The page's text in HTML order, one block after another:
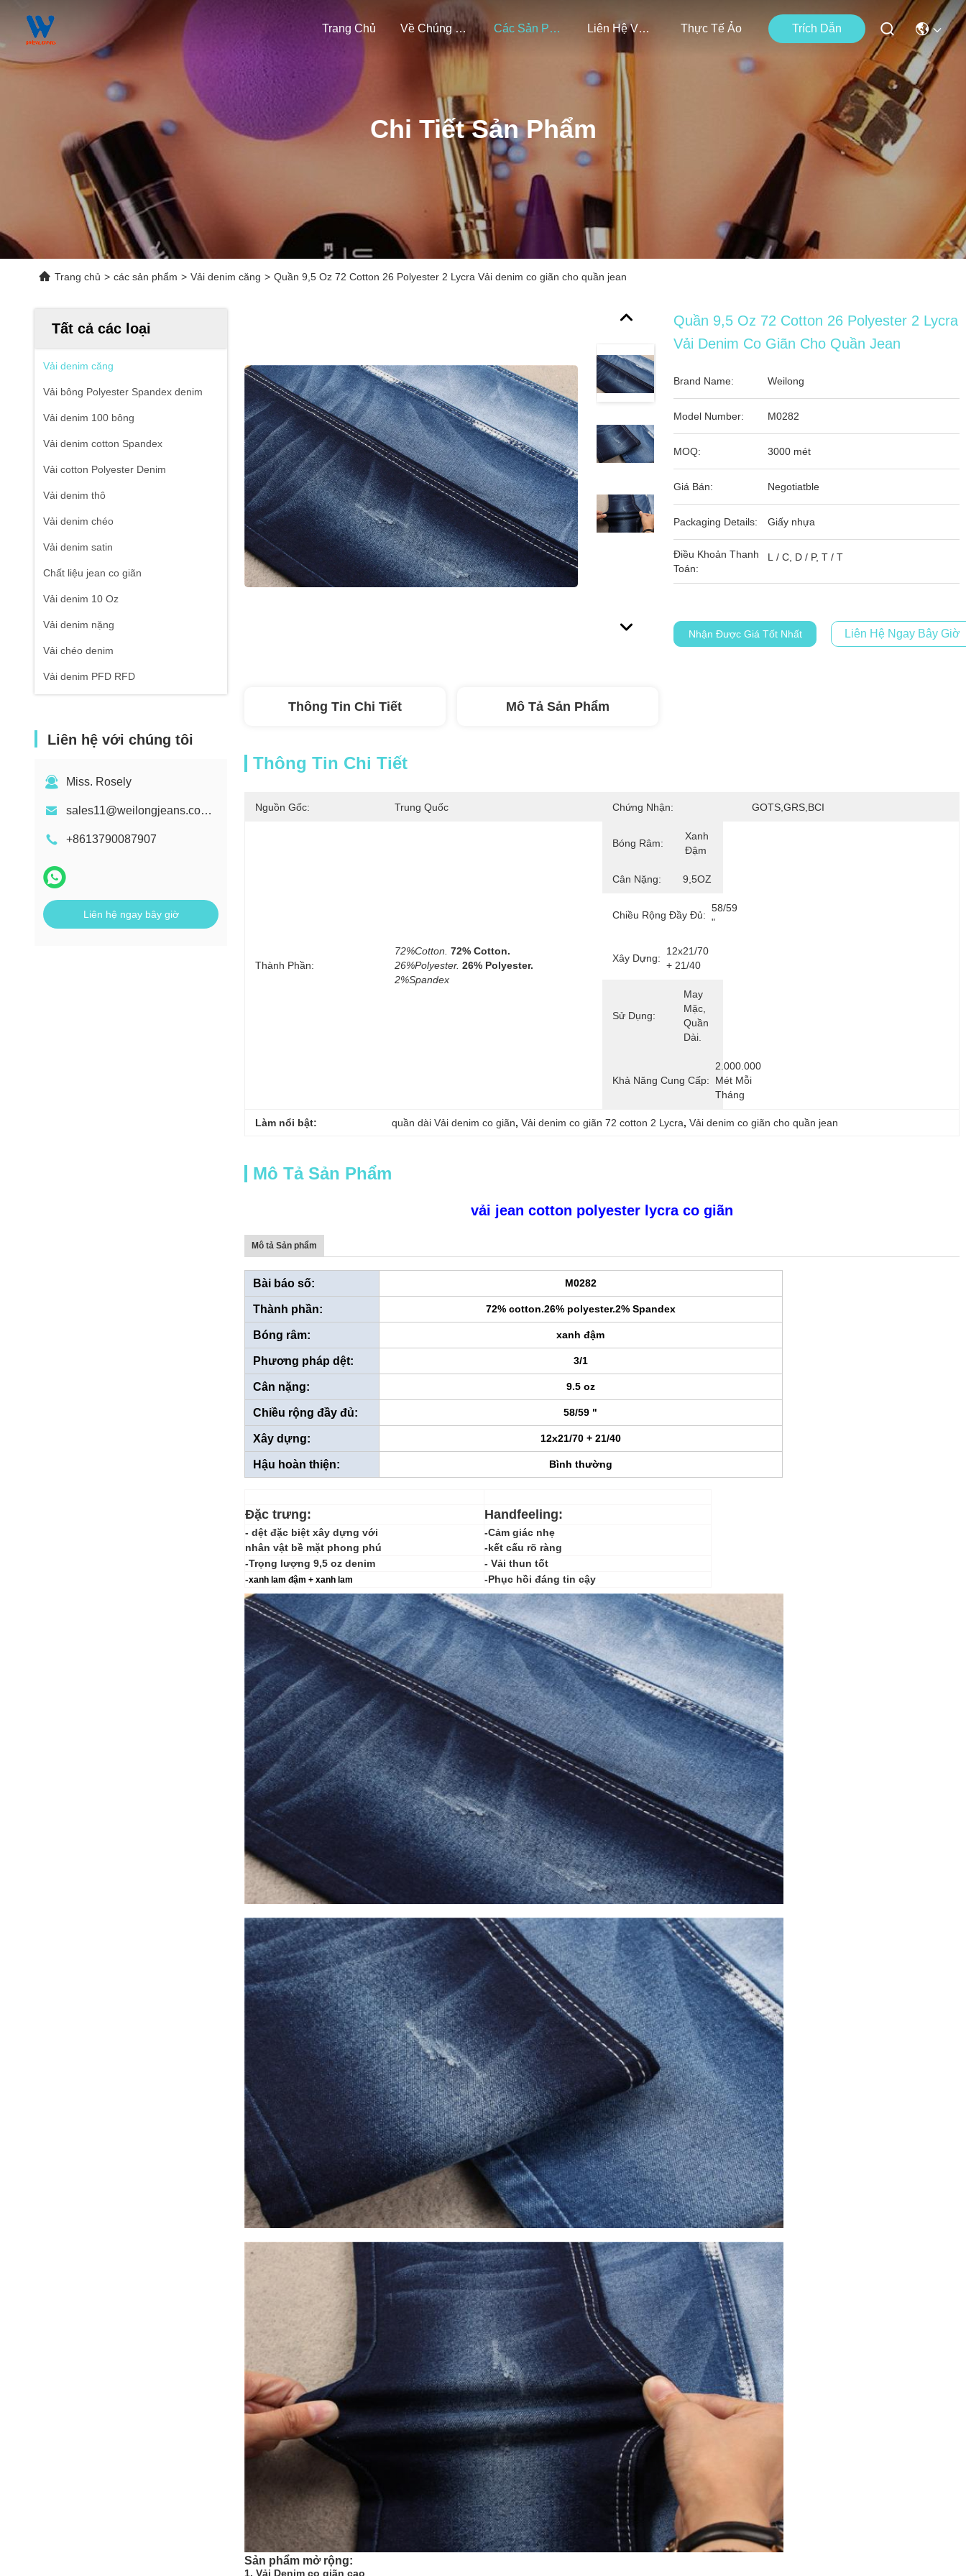
Trang Chủ Về Chúng Tôi Các Sản Phẩm Liên Hệ Với Chúng Tôi Thực Tế Ảo Trích Dẫn
Chi Tiết Sản Phẩm
Trang chủ > các sản phẩm > Vải denim căng > Quần 9,5 Oz 72 Cotton 26 Polyester 2 Lycra Vải denim co giãn cho quần jean
Tất cả các loại
Vải denim căng
Vải bông Polyester Spandex denim
Vải denim 100 bông
Vải denim cotton Spandex
Vải cotton Polyester Denim
Vải denim thô
Vải denim chéo
Vải denim satin
Chất liệu jean co giãn
Vải denim 10 Oz
Vải denim nặng
Vải chéo denim
Vải denim PFD RFD
Liên hệ với chúng tôi
Miss. Rosely
sales11@weilongjeans.com.cn
+8613790087907
Liên hệ ngay bây giờ
Quần 9,5 Oz 72 Cotton 26 Polyester 2 Lycra
Vải Denim Co Giãn Cho Quần Jean
Brand Name: Weilong
Model Number: M0282
MOQ: 3000 mét
Giá Bán: Negotiatble
Packaging Details: Giấy nhựa
Điều Khoản Thanh
Toán:
L / C, D / P, T / T
Nhận Được Giá Tốt Nhất Liên Hệ Ngay Bây Giờ
Thông Tin Chi Tiết Mô Tả Sản Phẩm
Thông Tin Chi Tiết
Nguồn Gốc: Trung Quốc Chứng Nhận: GOTS,GRS,BCI
Thành Phần:
72%Cotton. 72% Cotton.
26%Polyester. 26% Polyester.
2%Spandex
Bóng Râm:
Xanh
Đậm
Cân Nặng: 9,5OZ
Chiều Rộng Đầy Đủ:
58/59
"
Xây Dựng:
12x21/70
+ 21/40
Sử Dụng:
May
Mặc,
Quần
Dài.
Khả Năng Cung Cấp:
2.000.000
Mét Mỗi
Tháng
Làm nổi bật: quần dài Vải denim co giãn, Vải denim co giãn 72 cotton 2 Lycra, Vải denim co giãn cho quần jean
Mô Tả Sản Phẩm
vải jean cotton polyester lycra co giãn
Mô tả Sản phẩm
Bài báo số: M0282
Thành phần: 72% cotton.26% polyester.2% Spandex
Bóng râm: xanh đậm
Phương pháp dệt: 3/1
Cân nặng: 9.5 oz
Chiều rộng đầy đủ: 58/59 "
Xây dựng: 12x21/70 + 21/40
Hậu hoàn thiện: Bình thường
Đặc trưng: Handfeeling:
- dệt đặc biệt xây dựng với
nhân vật bề mặt phong phú
-Cảm giác nhẹ
-kết cấu rõ ràng
-Trọng lượng 9,5 oz denim
- Vải thun tốt
-xanh lam đậm + xanh lam -Phục hồi đáng tin cậy
Sản phẩm mở rộng:
1. Vải Denim co giãn cao